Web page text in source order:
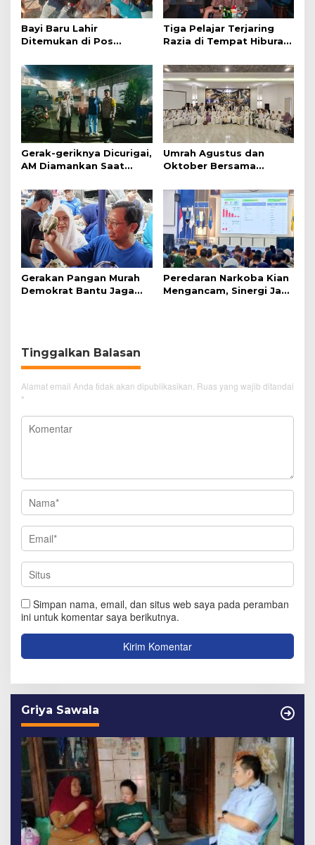
Bayi Baru Lahir
Ditemukan di Pos
Tiga Pelajar Terjaring
Razia di Tempat Hiburan
Gerak-geriknya Dicurigai,
AM Diamankan Saat
Umrah Agustus dan
Oktober Bersama
Menuju Baitullah
Gerakan Pangan Murah
Demokrat Bantu Jaga
Peredaran Narkoba Kian
Mengancam, Sinergi Jadi
Tinggalkan Balasan
Alamat email Anda tidak akan dipublikasikan. Ruas yang wajib ditandai
*
Simpan nama, email, dan situs web saya pada peramban
ini untuk komentar saya berikutnya.
Griya Sawala